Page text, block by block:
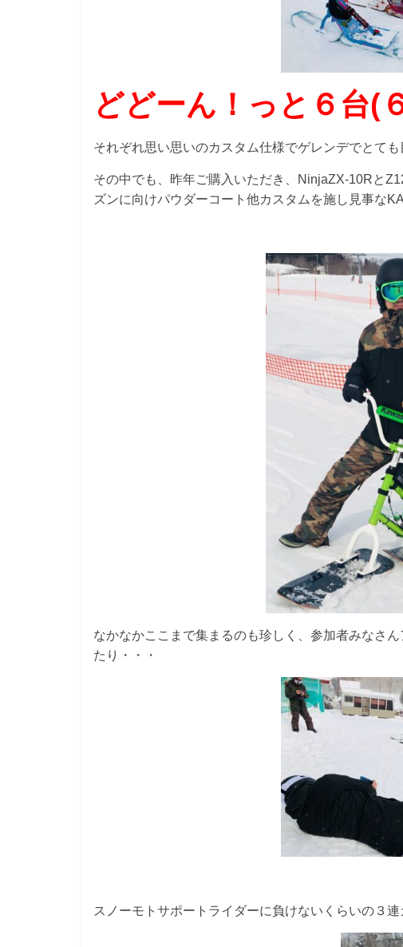
どどーん！っと６台(
それぞれ思い思いのカスタム仕様でゲレンデでとても
その中でも、昨年ご購入いただき、NinjaZX-10Rと
ズンに向けパウダーコート他カスタムを施し見事な
なかなかここまで集まるのも珍しく、参加者みなさ
たり・・・
スノーモトサポートライダーに負けないくらいの３